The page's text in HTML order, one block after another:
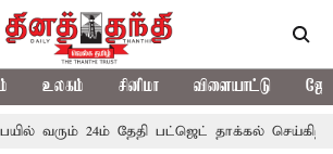
உலகம் சினிமா விளையாட்டு
வரும் 24ம் தேதி பட்ஜெட் தாக்கல் செய்கிறார்